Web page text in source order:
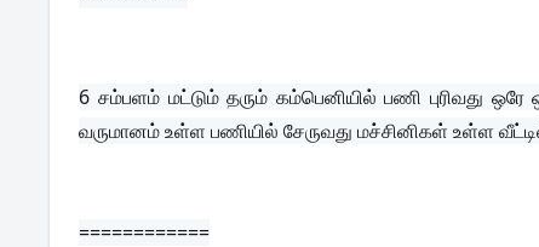
6 சம்பளம் மட்டும் தரும் கம்பெனியில் பணி புரிவது
வருமானம் உள்ள பணியில் சேருவது மச்சினிகள் உள்ள
============